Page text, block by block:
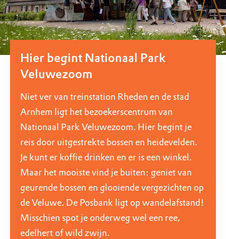
Hier begint Nationaal Park
Veluwezoom
Niet ver van treinstation Rheden en de stad
Arnhem ligt het bezoekerscentrum van
Nationaal Park Veluwezoom. Hier begint je
reis door uitgestrekte bossen en heidevelden.
Je kunt er koffie drinken en er is een winkel.
Maar het mooiste vind je buiten: geniet van
geurende bossen en glooiende vergezichten op
de Veluwe. De Posbank ligt op wandelafstand!
Misschien spot je onderweg wel een ree,
edelhert of wild zwijn.